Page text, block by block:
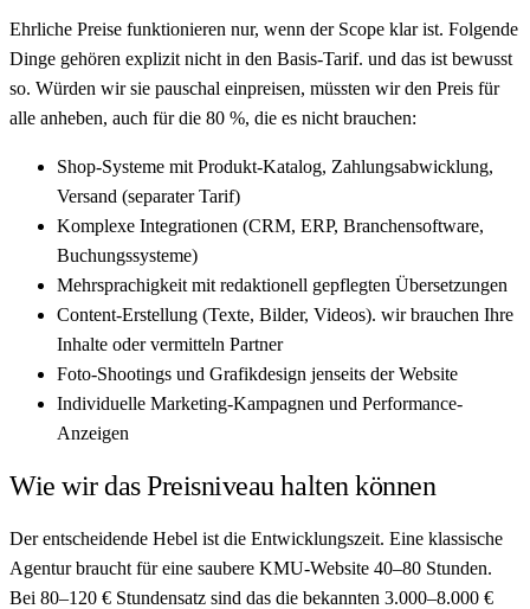
Ehrliche Preise funktionieren nur, wenn der Scope klar ist. Folgende
Dinge gehören explizit nicht in den Basis-Tarif. und das ist bewusst
so. Würden wir sie pauschal einpreisen, müssten wir den Preis für
alle anheben, auch für die 80 %, die es nicht brauchen:
Shop-Systeme mit Produkt-Katalog, Zahlungsabwicklung,
Versand (separater Tarif)
Komplexe Integrationen (CRM, ERP, Branchensoftware,
Buchungssysteme)
Mehrsprachigkeit mit redaktionell gepflegten Übersetzungen
Content-Erstellung (Texte, Bilder, Videos). wir brauchen Ihre
Inhalte oder vermitteln Partner
Foto-Shootings und Grafikdesign jenseits der Website
Individuelle Marketing-Kampagnen und Performance-
Anzeigen
Wie wir das Preisniveau halten können
Der entscheidende Hebel ist die Entwicklungszeit. Eine klassische
Agentur braucht für eine saubere KMU-Website 40–80 Stunden.
Bei 80–120 € Stundensatz sind das die bekannten 3.000–8.000 €